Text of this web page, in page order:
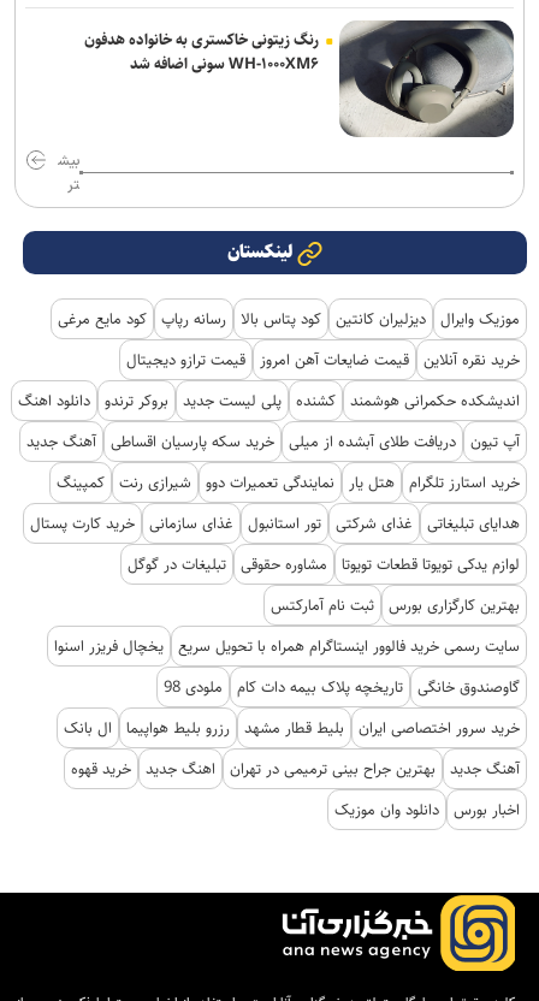
رنگ زیتونی خاکستری به خانواده هدفون
WH-۱۰۰۰XM۶ سونی اضافه شد
بیش
تر
لینکستان
موزیک وایرال دیزلیران کانتین کود پتاس بالا رسانه رپاپ کود مایع مرغی
خرید نقره آنلاین قیمت ضایعات آهن امروز
قیمت ترازو دیجیتال
اندیشکده حکمرانی هوشمند کشنده پلی لیست جدید بروکر ترندو دانلود اهنگ
آپ تیون دریافت طلای آبشده از میلی خرید سکه پارسیان اقساطی آهنگ جدید
خرید استارز تلگرام هتل یار نمایندگی تعمیرات دوو شیرازی رنت کمپینگ
هدایای تبلیغاتی
غذای شرکتی تور استانبول غذای سازمانی خرید کارت پستال
لوازم یدکی تویوتا قطعات تویوتا
مشاوره حقوقی تبلیغات در گوگل
بهترین کارگزاری بورس ثبت نام آمارکتس
سایت رسمی خرید فالوور اینستاگرام همراه با تحویل سریع یخچال فریزر اسنوا
گاوصندوق خانگی تاریخچه پلاک بیمه دات کام
ملودی 98
خرید سرور اختصاصی ایران
بلیط قطار مشهد رزرو بلیط هواپیما
ال بانک
آهنگ جدید
بهترین جراح بینی ترمیمی در تهران اهنگ جدید خرید قهوه
اخبار بورس دانلود وان موزیک